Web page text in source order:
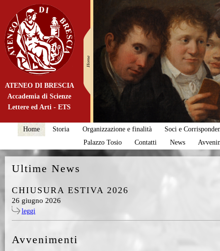
ATENEO DI BRESCIA
Accademia di Scienze
Lettere ed Arti - ETS
Home Storia Organizzazione e finalità
Soci e
Palazzo Tosio
Contatti News
Ultime News
CHIUSURA ESTIVA 2026
26 giugno 2026
leggi
Avvenimenti